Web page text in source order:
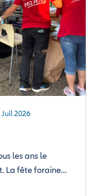
2026
les ans le
La fête foraine…